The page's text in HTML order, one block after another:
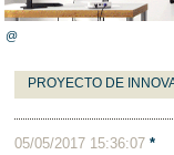
@
PROYECTO DE
05/05/2017 15:36:07 *